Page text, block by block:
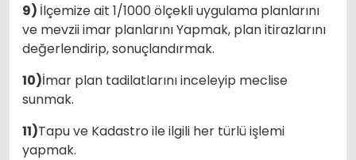
9) İlçemize ait 1/1000 ölçekli uygulama planlarını
ve mevzii imar planlarını Yapmak, plan itirazlarını
değerlendirip, sonuçlandırmak.
10)İmar plan tadilatlarını inceleyip meclise
sunmak.
11)Tapu ve Kadastro ile ilgili her türlü işlemi
yapmak.